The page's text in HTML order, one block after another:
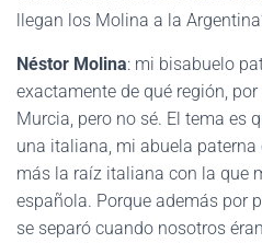
llegan los Molina a la
Néstor Molina: mi bisabuelo
exactamente de qué región,
Murcia, pero no sé. El tema es
una italiana, mi abuela
más la raíz italiana con la que
española. Porque además por
se separó cuando nosotros